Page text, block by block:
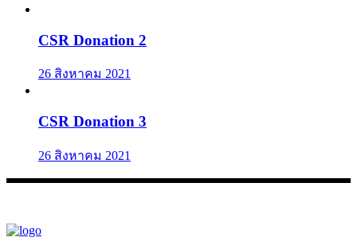
CSR Donation 2
26 สิงหาคม 2021
CSR Donation 3
26 สิงหาคม 2021